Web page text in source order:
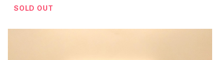
SOLD OUT